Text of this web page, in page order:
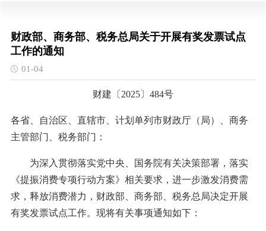
财政部、商务部、税务总局关于开展有奖发票试点
工作的通知
01-04
财建〔2025〕484号
各省、自治区、直辖市、计划单列市财政厅（局）、商务
主管部门、税务部门：
为深入贯彻落实党中央、国务院有关决策部署，落实
《提振消费专项行动方案》相关要求，进一步激发消费需
求，释放消费潜力，财政部、商务部、税务总局决定开展
有奖发票试点工作。现将有关事项通知如下：